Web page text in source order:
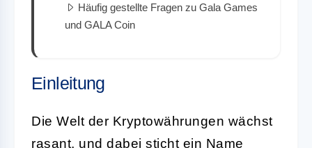
Häufig gestellte Fragen zu Gala Games
und GALA Coin
Einleitung
Die Welt der Kryptowährungen wächst
rasant, und dabei sticht ein Name